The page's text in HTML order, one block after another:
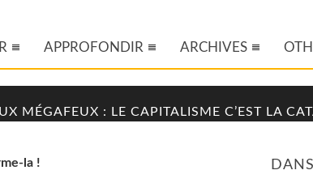
APPROFONDIR ARCHIVES
MÉGAFEUX : LE CAPITALISME C’EST LA
la !